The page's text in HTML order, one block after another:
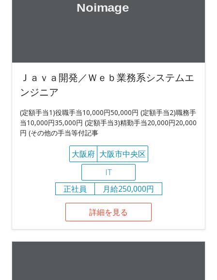
Ｊａｖａ開発／Ｗｅｂ業務系システムエ
ンジニア
(定額手当1)役職手当10,000円50,000円 (定額手当2)職務手
当10,000円35,000円 (定額手当3)精勤手当20,000円20,000
円 (その他の手当等付記事
大阪府 大阪市中央区
IT
正社員
月給250,000円
詳細を見る